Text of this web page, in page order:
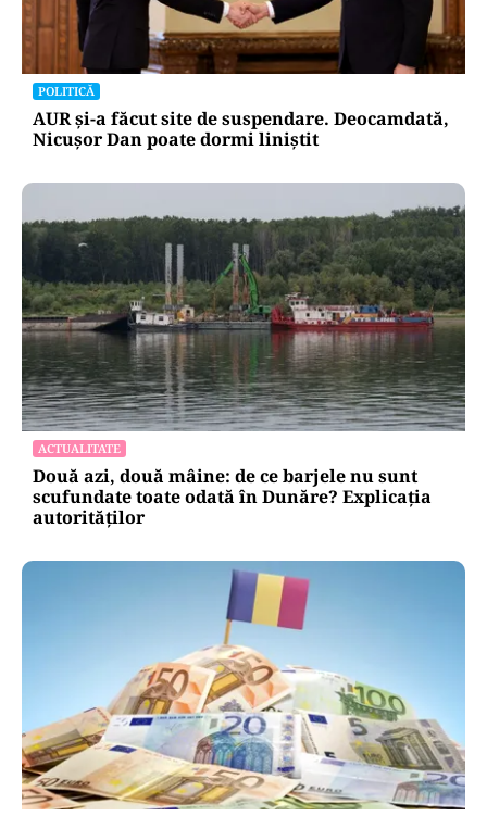
POLITICĂ
AUR și-a făcut site de suspendare. Deocamdată,
Nicușor Dan poate dormi liniștit
ACTUALITATE
Două azi, două mâine: de ce barjele nu sunt
scufundate toate odată în Dunăre? Explicația
autorităților